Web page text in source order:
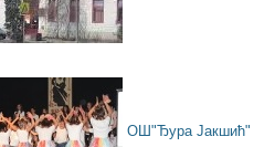
ОШ"Ђура Јакшић"